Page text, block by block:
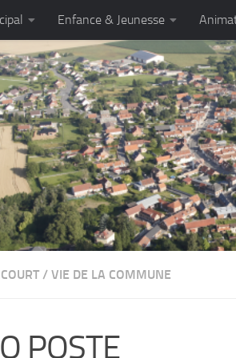
Enfance & Jeunesse
/ VIE DE LA COMMUNE
POSTE